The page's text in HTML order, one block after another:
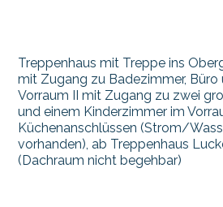
Treppenhaus mit Treppe ins
mit Zugang zu Badezimmer, Büro
Vorraum II mit Zugang zu zwei
und einem Kinderzimmer im
Küchenanschlüssen (Strom/
vorhanden), ab Treppenhaus
(Dachraum nicht begehbar)